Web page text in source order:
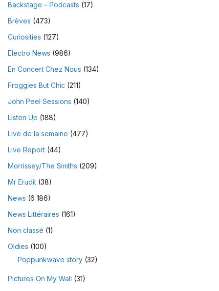
Backstage – Podcasts (17)
Brèves (473)
Curiosities (127)
Electro News (986)
En Concert Chez Nous (134)
Froggies But Chic (211)
John Peel Sessions (140)
Listen Up (188)
Live de la semaine (477)
Live Report (44)
Morrissey/The Smiths (209)
Mr Erudit (38)
News (6 186)
News Littéraires (161)
Non classé (1)
Oldies (100)
Poppunkwave story (32)
Pictures On My Wall (31)